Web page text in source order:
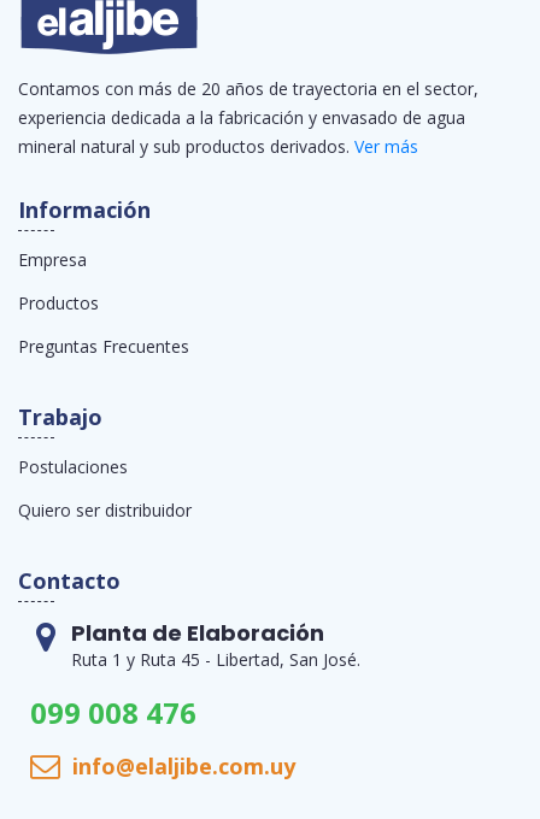
Contamos con más de 20 años de trayectoria en el sector,
experiencia dedicada a la fabricación y envasado de agua
mineral natural y sub productos derivados. Ver más
Información
Empresa
Productos
Preguntas Frecuentes
Trabajo
Postulaciones
Quiero ser distribuidor
Contacto
Planta de Elaboración
Ruta 1 y Ruta 45 - Libertad, San José.
099 008 476
info@elaljibe.com.uy